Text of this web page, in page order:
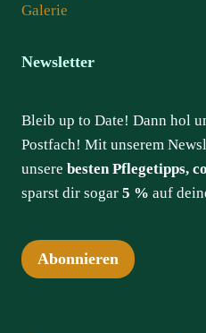
Galerie
Newsletter
Bleib up to Date! Dann hol
Postfach! Mit unserem
unsere besten Pflegetipps,
sparst dir sogar 5 % auf
Abonnieren